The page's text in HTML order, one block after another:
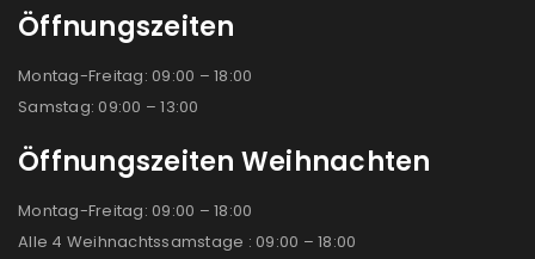
Öffnungszeiten
Montag-Freitag: 09:00 – 18:00
Samstag: 09:00 – 13:00
Öffnungszeiten Weihnachten
Montag-Freitag: 09:00 – 18:00
Alle 4 Weihnachtssamstage : 09:00 – 18:00